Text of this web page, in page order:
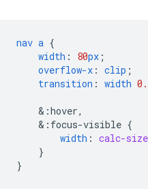
nav a {
width : 80px ;
overflow-x : clip ;
transition : width
& :hover,
& :focus-visible {
width : calc-size
}
}